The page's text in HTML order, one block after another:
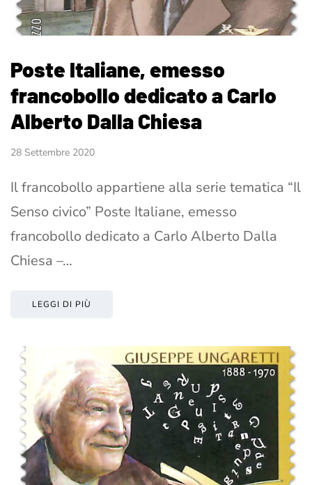
Poste Italiane, emesso
francobollo dedicato a Carlo
Alberto Dalla Chiesa
28 Settembre 2020
Il francobollo appartiene alla serie tematica “Il
Senso civico” Poste Italiane, emesso
francobollo dedicato a Carlo Alberto Dalla
Chiesa –…
LEGGI DI PIÙ